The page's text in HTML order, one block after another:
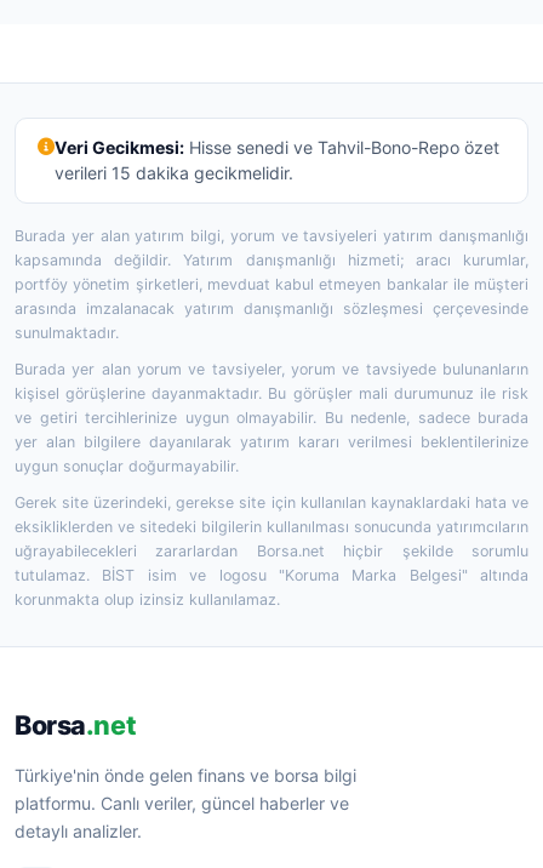
Veri Gecikmesi:Hisse senedi ve Tahvil-Bono-Repo özet
verileri 15 dakika gecikmelidir.
Burada yer alan yatırım bilgi, yorum ve tavsiyeleri yatırım danışmanlığı
kapsamında değildir. Yatırım danışmanlığı hizmeti; aracı kurumlar,
portföy yönetim şirketleri, mevduat kabul etmeyen bankalar ile müşteri
arasında imzalanacak yatırım danışmanlığı sözleşmesi çerçevesinde
sunulmaktadır.
Burada yer alan yorum ve tavsiyeler, yorum ve tavsiyede bulunanların
kişisel görüşlerine dayanmaktadır. Bu görüşler mali durumunuz ile risk
ve getiri tercihlerinize uygun olmayabilir. Bu nedenle, sadece burada
yer alan bilgilere dayanılarak yatırım kararı verilmesi beklentilerinize
uygun sonuçlar doğurmayabilir.
Gerek site üzerindeki, gerekse site için kullanılan kaynaklardaki hata ve
eksikliklerden ve sitedeki bilgilerin kullanılması sonucunda yatırımcıların
uğrayabilecekleri zararlardan Borsa.net hiçbir şekilde sorumlu
tutulamaz. BİST isim ve logosu "Koruma Marka Belgesi" altında
korunmakta olup izinsiz kullanılamaz.
Borsa.net
Türkiye'nin önde gelen finans ve borsa bilgi
platformu. Canlı veriler, güncel haberler ve
detaylı analizler.